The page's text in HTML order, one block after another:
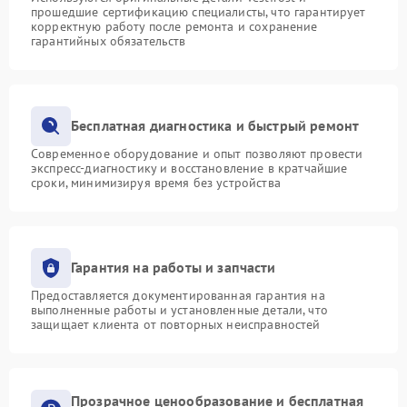
прошедшие сертификацию специалисты, что гарантирует
корректную работу после ремонта и сохранение
гарантийных обязательств
Бесплатная диагностика и быстрый ремонт
Современное оборудование и опыт позволяют провести
экспресс-диагностику и восстановление в кратчайшие
сроки, минимизируя время без устройства
Гарантия на работы и запчасти
Предоставляется документированная гарантия на
выполненные работы и установленные детали, что
защищает клиента от повторных неисправностей
Прозрачное ценообразование и бесплатная